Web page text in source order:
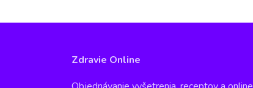
Zdravie Online